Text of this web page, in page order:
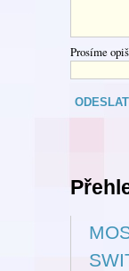
Prosíme